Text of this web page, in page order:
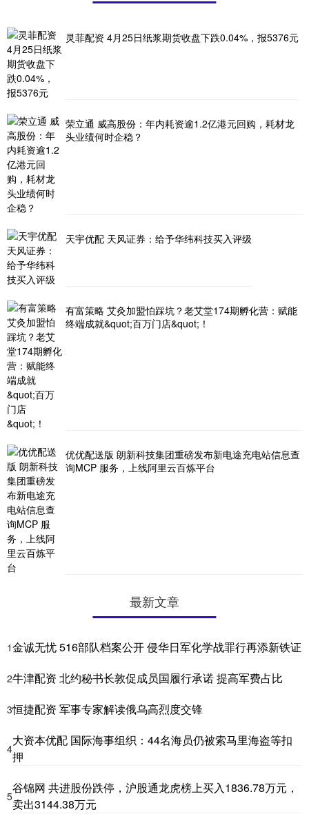
灵菲配资 4月25日纸浆期货收盘下跌0.04%，报5376元
荣立通 威高股份：年内耗资逾1.2亿港元回购，耗材龙
头业绩何时企稳？
天宇优配 天风证券：给予华纬科技买入评级
有富策略 艾灸加盟怕踩坑？老艾堂174期孵化营：赋能
终端成就&quot;百万门店&quot;！
优优配送版 朗新科技集团重磅发布新电途充电站信息查
询MCP 服务，上线阿里云百炼平台
最新文章
1金诚无忧 516部队档案公开 侵华日军化学战罪行再添新铁证
2牛津配资 北约秘书长敦促成员国履行承诺 提高军费占比
3恒捷配资 军事专家解读俄乌高烈度交锋
4
大资本优配 国际海事组织：44名海员仍被索马里海盗等扣
押
5
谷锦网 共进股份跌停，沪股通龙虎榜上买入1836.78万元，
卖出3144.38万元